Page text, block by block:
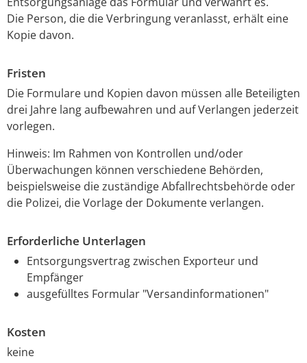
Die Person, die die Verbringung veranlasst, erhält eine
Kopie davon.
Fristen
Die Formulare und Kopien davon müssen alle Beteiligten
drei Jahre lang aufbewahren und auf Verlangen jederzeit
vorlegen.
Hinweis: Im Rahmen von Kontrollen und/oder
Überwachungen können verschiedene Behörden,
beispielsweise die zuständige Abfallrechtsbehörde oder
die Polizei, die Vorlage der Dokumente verlangen.
Erforderliche Unterlagen
Entsorgungsvertrag zwischen Exporteur und
Empfänger
ausgefülltes Formular "Versandinformationen"
Kosten
keine